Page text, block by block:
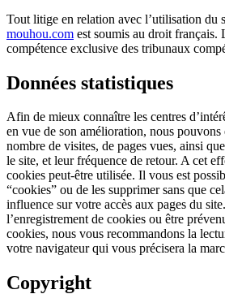
Tout litige en relation avec l’utilisation du
mouhou.com est soumis au droit français.
compétence exclusive des tribunaux
Données statistiques
Afin de mieux connaître les centres
en vue de son amélioration, nous pouvons
nombre de visites, de pages vues, ainsi
le site, et leur fréquence de retour. A cet
cookies peut-être utilisée. Il vous est
“cookies” ou de les supprimer sans que
influence sur votre accès aux pages du
l’enregistrement de cookies ou être
cookies, nous vous recommandons la
votre navigateur qui vous précisera la
Copyright